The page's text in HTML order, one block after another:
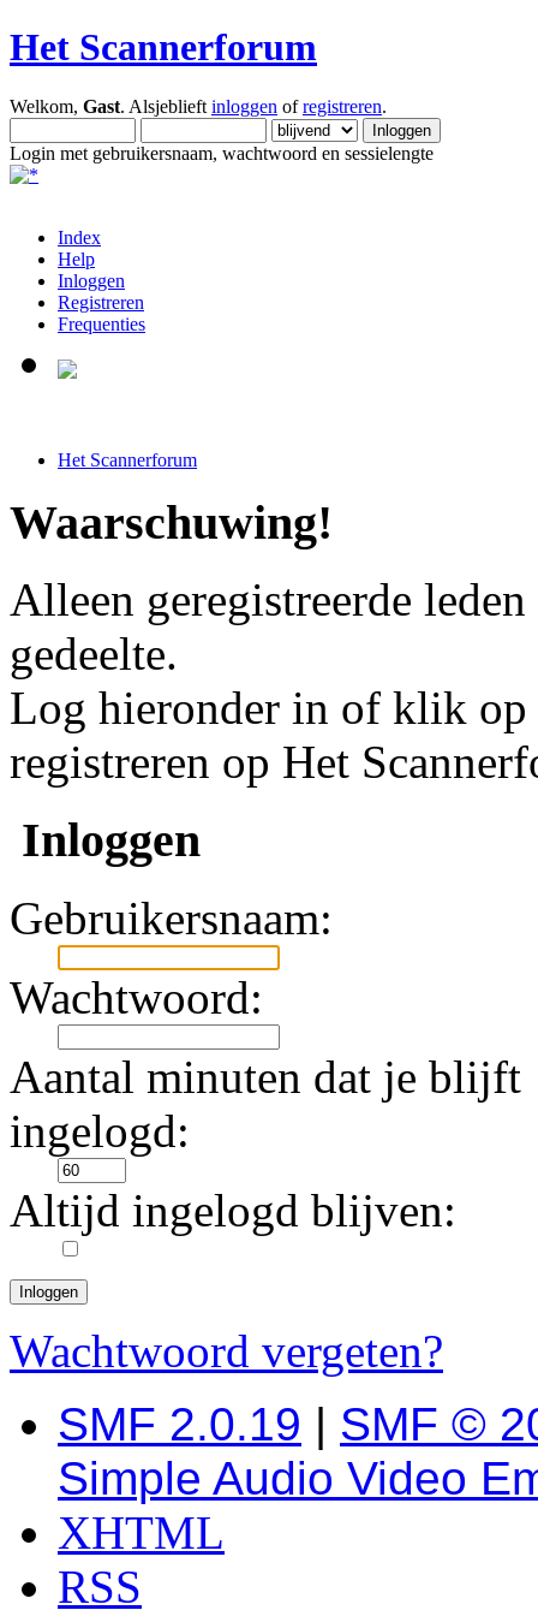
Het Scannerforum
Welkom, Gast. Alsjeblieft inloggen ofregistreren.
Login met gebruikersnaam, wachtwoord en sessielengte
Index
Help
Inloggen
Registreren
Frequenties
Het Scannerforum
Waarschuwing!
Alleen geregistreerde
gedeelte.
Log hieronder in of klik op
registreren op Het
Inloggen
Gebruikersnaam:
Wachtwoord:
Aantal minuten dat je blijft
ingelogd:
Altijd ingelogd blijven:
Wachtwoord vergeten?
SMF 2.0.19 | SMF ©
Simple Audio Video
XHTML
RSS